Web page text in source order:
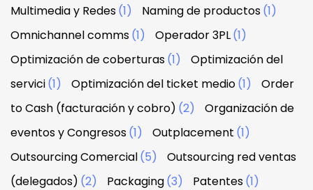
Multimedia y Redes(1) Naming de productos(1)
Omnichannel comms(1) Operador 3PL(1)
Optimización de coberturas(1)
Optimización del
servici(1) Optimización del ticket medio(1)
Order
to Cash (facturación y cobro) (2)
Organización de
eventos y Congresos(1) Outplacement (1)
Outsourcing Comercial(5)
Outsourcing red ventas
(delegados) (2) Packaging(3) Patentes(1)